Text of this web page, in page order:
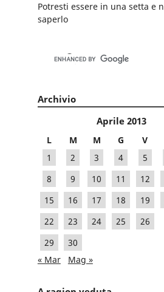
Potresti essere in una setta e
saperlo
Archivio
Aprile 2013
L M M G V
1
2 3 4 5
8
9 10 11 12
15
16 17 18 19
22
23 24 25 26
29
30
« Mar
Mag »